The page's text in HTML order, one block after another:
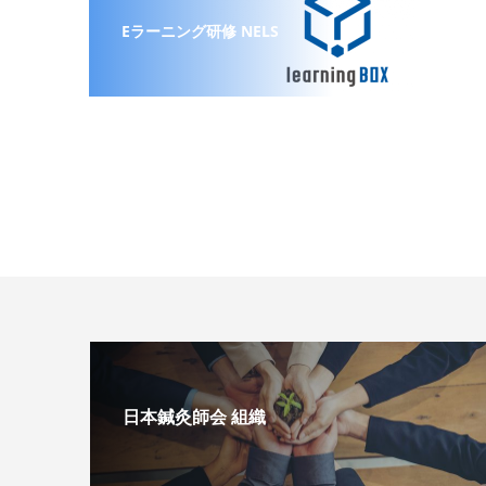
Eラーニング研修 NELS
日本鍼灸師会 組織